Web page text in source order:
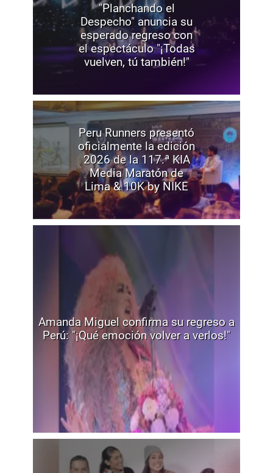
"Planchando el
Despecho" anuncia su
esperado regreso con
el espectáculo "¡Todas
vuelven, tú también!"
Peru Runners presentó
oficialmente la edición
2026 de la 117.ª KIA
Media Maratón de
Lima & 10K by NIKE
Amanda Miguel confirma su regreso a
Perú: "¡Qué emoción volver a verlos!"